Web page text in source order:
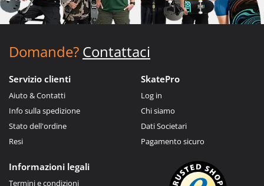
Domande? Contattaci
Servizio clienti
Aiuto & Contatti
Info sulla spedizione
Stato dell'ordine
Resi
SkatePro
Log in
Chi siamo
Dati Societari
Pagamento sicuro
Informazioni legali
Termini e condizioni